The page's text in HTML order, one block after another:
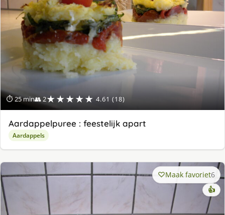
⏱ 25 min👥 2★★★★★ 4.61 (18)
Aardappelpuree : feestelijk apart
Aardappels
Maak favoriet6
👍